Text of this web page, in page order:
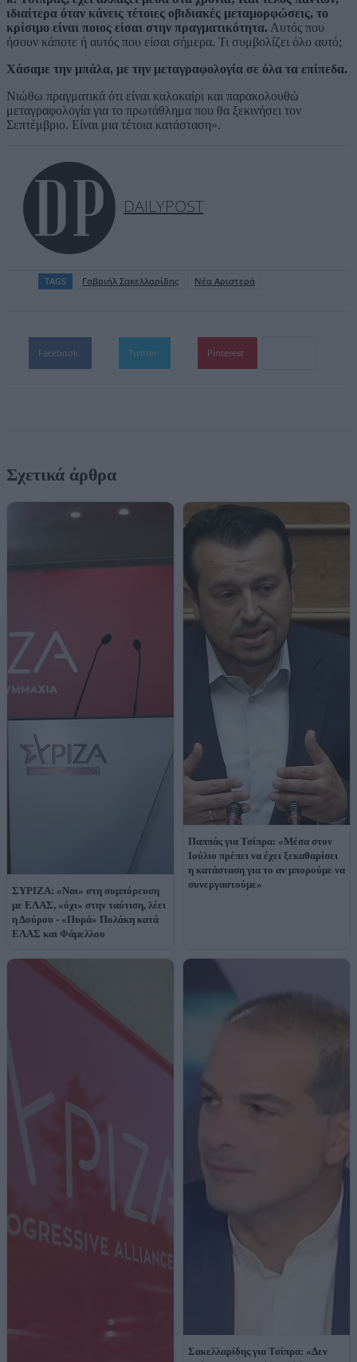
ιδιαίτερα όταν κάνεις τέτοιες οβιδιακές μεταμορφώσεις, το
κρίσιμο είναι ποιος είσαι στην πραγματικότητα. Αυτός που
ήσουν κάποτε ή αυτός που είσαι σήμερα. Τι συμβολίζει όλο αυτό;
Χάσαμε την μπάλα, με την μεταγραφολογία σε όλα τα επίπεδα.
Νιώθω πραγματικά ότι είναι καλοκαίρι και παρακολουθώ
μεταγραφολογία για το πρωτάθλημα που θα ξεκινήσει τον
Σεπτέμβριο. Είναι μια τέτοια κατάσταση».
DAILYPOST
TAGS Γαβριήλ Σακελλαρίδης Νέα Αριστερά
Facebook Twitter Pinterest
Σχετικά άρθρα
ΣΥΡΙΖΑ: «Ναι» στη συμπόρευση
με ΕΛΑΣ, «όχι» στην ταύτιση, λέει
η Δούρου - «Πυρά» Πολάκη κατά
ΕΛΑΣ και Φάμελλου
Παππάς για Τσίπρα: «Μέσα στον
Ιούλιο πρέπει να έχει ξεκαθαρίσει
η κατάσταση για το αν μπορούμε να
συνεργαστούμε»
Σακελλαρίδης για Τσίπρα: «Δεν